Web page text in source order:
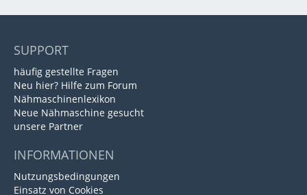
SUPPORT
häufig gestellte Fragen
Neu hier? Hilfe zum Forum
Nähmaschinenlexikon
Neue Nähmaschine gesucht
unsere Partner
INFORMATIONEN
Nutzungsbedingungen
Einsatz von Cookies